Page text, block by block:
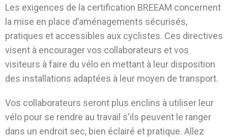
Les exigences de la certification BREEAM concernent
la mise en place d’aménagements sécurisés,
pratiques et accessibles aux cyclistes. Ces directives
visent à encourager vos collaborateurs et vos
visiteurs à faire du vélo en mettant à leur disposition
des installations adaptées à leur moyen de transport.
Vos collaborateurs seront plus enclins à utiliser leur
vélo pour se rendre au travail s'ils peuvent le ranger
dans un endroit sec, bien éclairé et pratique. Allez